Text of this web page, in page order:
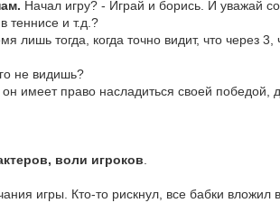
Начал игру? - Играй и борись. И уважай
теннисе и т.д.?
лишь тогда, когда точно видит, что через
не видишь?
имеет право насладиться своей победой,
воли игроков
игры. Кто-то рискнул, все бабки вложил